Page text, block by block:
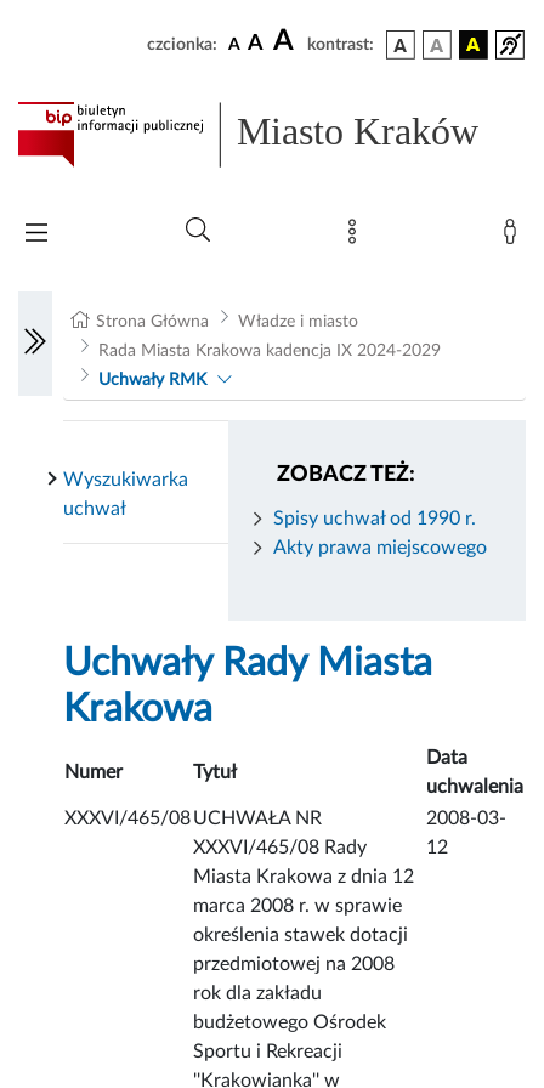
czcionka: A A A kontrast:
Miasto Kraków
Strona Główna
Władze i miasto
Rada Miasta Krakowa kadencja IX 2024-2029
Uchwały RMK
ZOBACZ TEŻ:
Spisy uchwał od 1990 r.
Akty prawa miejscowego
Wyszukiwarka
uchwał
Uchwały Rady Miasta
Krakowa
Numer Tytuł
Data
uchwalenia
XXXVI/465/08UCHWAŁA NR
XXXVI/465/08 Rady
Miasta Krakowa z dnia 12
marca 2008 r. w sprawie
określenia stawek dotacji
przedmiotowej na 2008
rok dla zakładu
budżetowego Ośrodek
Sportu i Rekreacji
''Krakowianka'' w
2008-03-
12